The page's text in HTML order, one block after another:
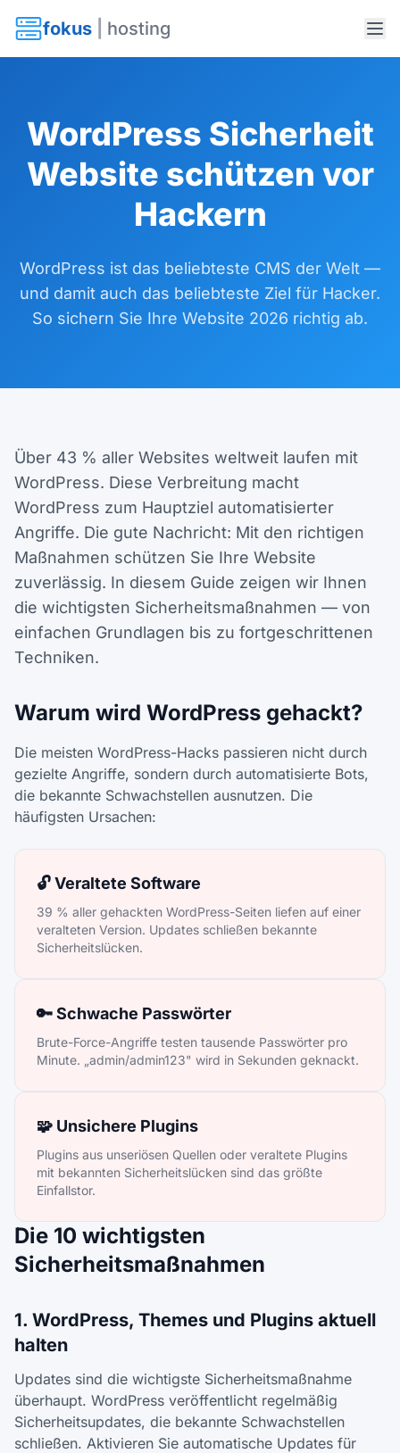
fokus hosting
WordPress Sicherheit
Website schützen vor
Hackern
WordPress ist das beliebteste CMS der Welt —
und damit auch das beliebteste Ziel für Hacker.
So sichern Sie Ihre Website 2026 richtig ab.
Über 43 % aller Websites weltweit laufen mit
WordPress. Diese Verbreitung macht
WordPress zum Hauptziel automatisierter
Angriffe. Die gute Nachricht: Mit den richtigen
Maßnahmen schützen Sie Ihre Website
zuverlässig. In diesem Guide zeigen wir Ihnen
die wichtigsten Sicherheitsmaßnahmen — von
einfachen Grundlagen bis zu fortgeschrittenen
Techniken.
Warum wird WordPress gehackt?
Die meisten WordPress-Hacks passieren nicht durch
gezielte Angriffe, sondern durch automatisierte Bots,
die bekannte Schwachstellen ausnutzen. Die
häufigsten Ursachen:
🔓 Veraltete Software
39 % aller gehackten WordPress-Seiten liefen auf einer
veralteten Version. Updates schließen bekannte
Sicherheitslücken.
🔑 Schwache Passwörter
Brute-Force-Angriffe testen tausende Passwörter pro
Minute. „admin/admin123" wird in Sekunden geknackt.
🧩 Unsichere Plugins
Plugins aus unseriösen Quellen oder veraltete Plugins
mit bekannten Sicherheitslücken sind das größte
Einfallstor.
Die 10 wichtigsten
Sicherheitsmaßnahmen
1. WordPress, Themes und Plugins aktuell
halten
Updates sind die wichtigste Sicherheitsmaßnahme
überhaupt. WordPress veröffentlicht regelmäßig
Sicherheitsupdates, die bekannte Schwachstellen
schließen. Aktivieren Sie automatische Updates für